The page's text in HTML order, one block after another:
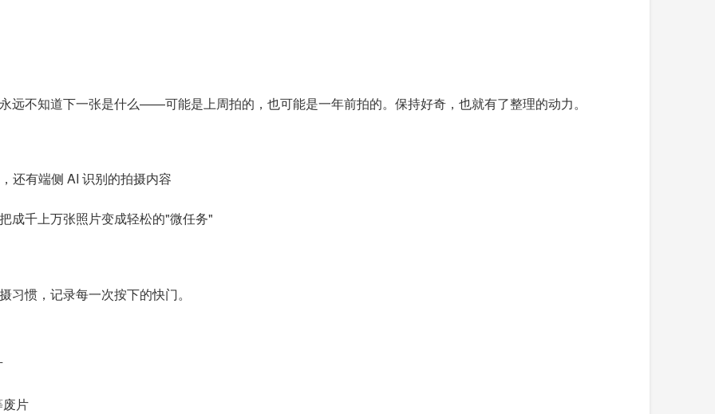
远不知道下一张是什么——可能是上周拍的，也可能是一年前拍的。保持好奇，也就有了整理的动力。
还有端侧 AI 识别的拍摄内容
成千上万张照片变成轻松的"微任务"
惯，记录每一次按下的快门。
片